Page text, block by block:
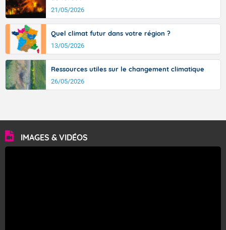
21/05/2026
Quel climat futur dans votre région ?
13/05/2026
Ressources utiles sur le changement climatique
26/05/2026
IMAGES & VIDÉOS